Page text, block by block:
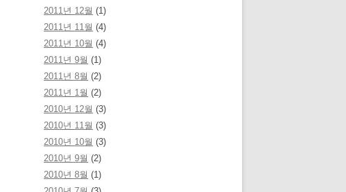
2011년 12월 (1)
2011년 11월 (4)
2011년 10월 (4)
2011년 9월 (1)
2011년 8월 (2)
2011년 1월 (2)
2010년 12월 (3)
2010년 11월 (3)
2010년 10월 (3)
2010년 9월 (2)
2010년 8월 (1)